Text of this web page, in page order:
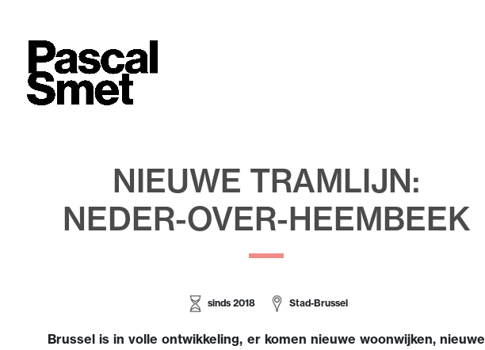
NIEUWE TRAMLIJN:
NEDER-OVER-HEEMBEEK
sinds 2018 Stad-Brussel
Brussel is in volle ontwikkeling, er komen nieuwe woonwijken, nieuwe